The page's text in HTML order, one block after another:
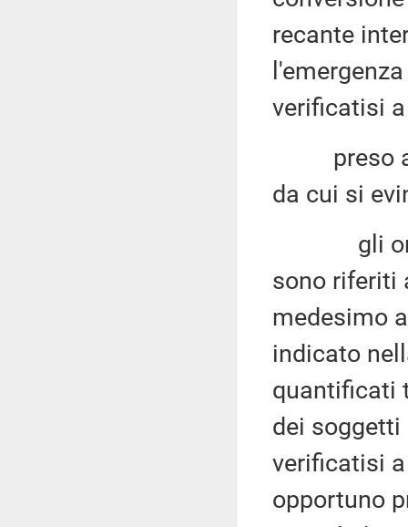
recante
verificatisi
preso
da cui si
gli oneri
sono riferiti
medesimo
indicato
quantificati
dei
verificatisi
opportuno